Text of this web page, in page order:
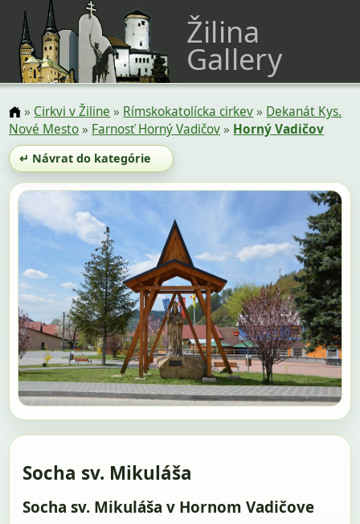
Žilina
Gallery
» Cirkvi v Žiline » Rímskokatolícka cirkev» Dekanát Kys.
Nové Mesto» Farnosť Horný Vadičov» Horný Vadičov
↵ Návrat do kategórie
Socha sv. Mikuláša
Socha sv. Mikuláša v Hornom Vadičove